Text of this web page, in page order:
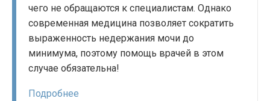
чего не обращаются к специалистам. Однако
современная медицина позволяет сократить
выраженность недержания мочи до
минимума, поэтому помощь врачей в этом
случае обязательна!
Подробнее